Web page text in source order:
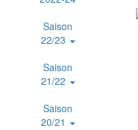
Saison
22/23
Saison
21/22
Saison
20/21